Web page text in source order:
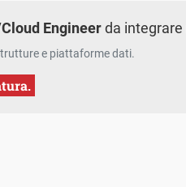
Engineerda
e piattaforme dati.